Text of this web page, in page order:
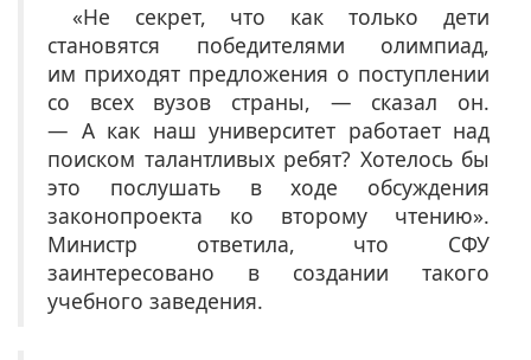
«Не секрет, что как только дети
становятся победителями олимпиад,
им приходят предложения о поступлении
со всех вузов страны, — сказал он.
— А как наш университет работает над
поиском талантливых ребят? Хотелось бы
это послушать в ходе обсуждения
законопроекта ко второму чтению».
Министр ответила, что СФУ
заинтересовано в создании такого
учебного заведения.